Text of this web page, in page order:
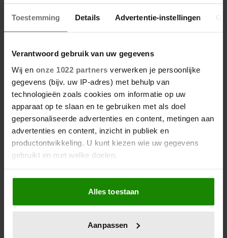
Toestemming Details Advertentie-instellingen
Verantwoord gebruik van uw gegevens
Wij en onze 1022 partners verwerken je persoonlijke
gegevens (bijv. uw IP-adres) met behulp van
technologieën zoals cookies om informatie op uw
apparaat op te slaan en te gebruiken met als doel
gepersonaliseerde advertenties en content, metingen aan
advertenties en content, inzicht in publiek en
productontwikkeling. U kunt kiezen wie uw gegevens
gebruikt en met welke doelen.
Als u het toestaat, willen we ook graag:
Informatie verzamelen over uw geografische
locatie, die tot een paar meter nauwkeurig kan zijn
scannen op specifieke eigenschappen (fingerprinting)
Alles toestaan
Aanpassen
Geen koffietentje in de buurt? Met deze draagbare
espressomaker zet je overal verse koffie
Is jouw relatie vakantieproof? Deze 5 ingrediënten
LEES MEER THUIS
Beeld: Getty Images
THUIS